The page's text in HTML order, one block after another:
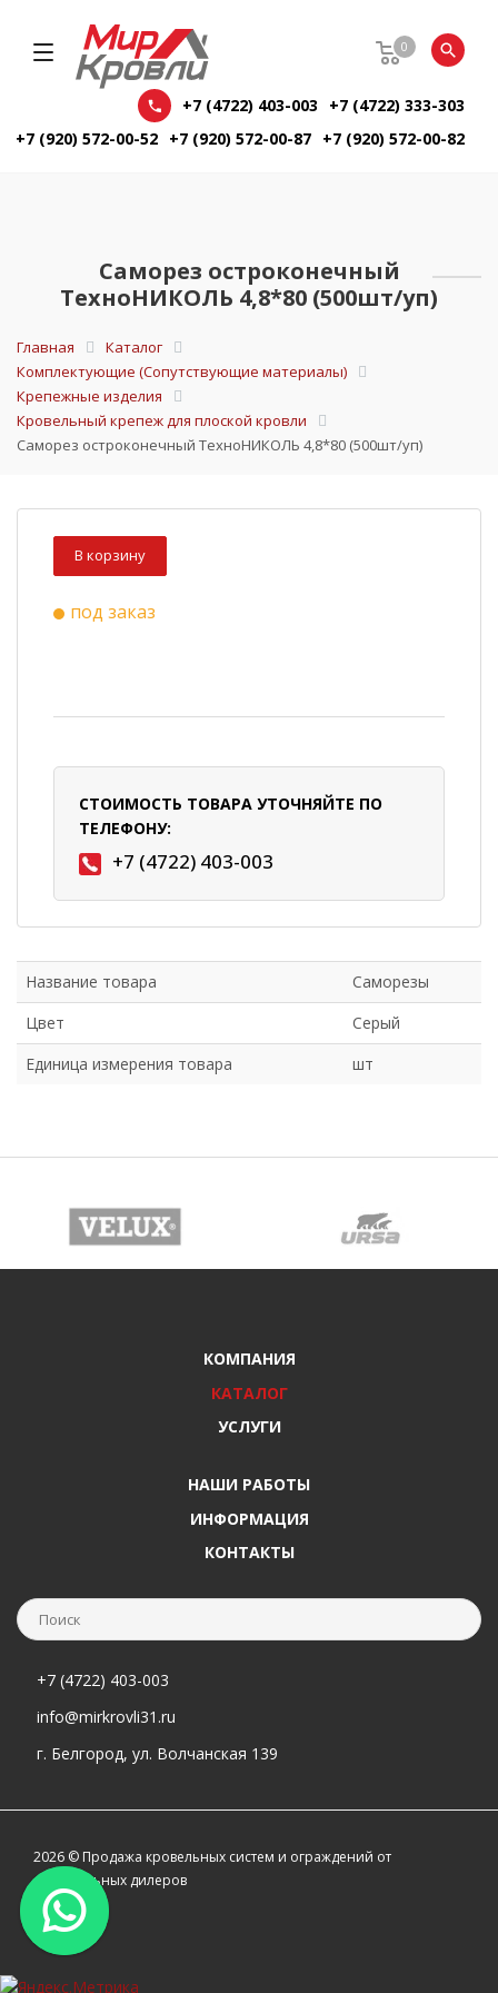
0
+7 (4722) 403-003
+7 (4722) 333-303
+7 (920) 572-00-52 +7 (920) 572-00-87 +7 (920) 572-00-82
Саморез остроконечный
ТехноНИКОЛЬ 4,8*80 (500шт/уп)
Главная
Каталог
Комплектующие (Сопутствующие материалы)
Крепежные изделия
Кровельный крепеж для плоской кровли
Саморез остроконечный ТехноНИКОЛЬ 4,8*80 (500шт/уп)
В корзину
под заказ
СТОИМОСТЬ ТОВАРА УТОЧНЯЙТЕ ПО
ТЕЛЕФОНУ:
+7 (4722) 403-003
Название товара
Саморезы
Цвет
Серый
Единица измерения товара
шт
КОМПАНИЯ
КАТАЛОГ
УСЛУГИ
НАШИ РАБОТЫ
ИНФОРМАЦИЯ
КОНТАКТЫ
+7 (4722) 403-003
info@mirkrovli31.ru
г. Белгород, ул. Волчанская 139
2026 © Продажа кровельных систем и ограждений от
официальных дилеров